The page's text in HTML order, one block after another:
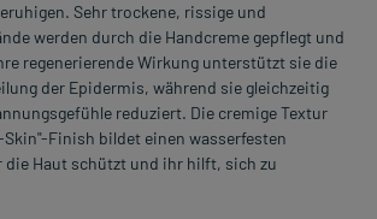
Sehr trockene, rissige und
werden durch die Handcreme gepflegt und
regenerierende Wirkung unterstützt sie die
der Epidermis, während sie gleichzeitig
reduziert. Die cremige Textur
Finish bildet einen wasserfesten
die Haut schützt und ihr hilft, sich zu